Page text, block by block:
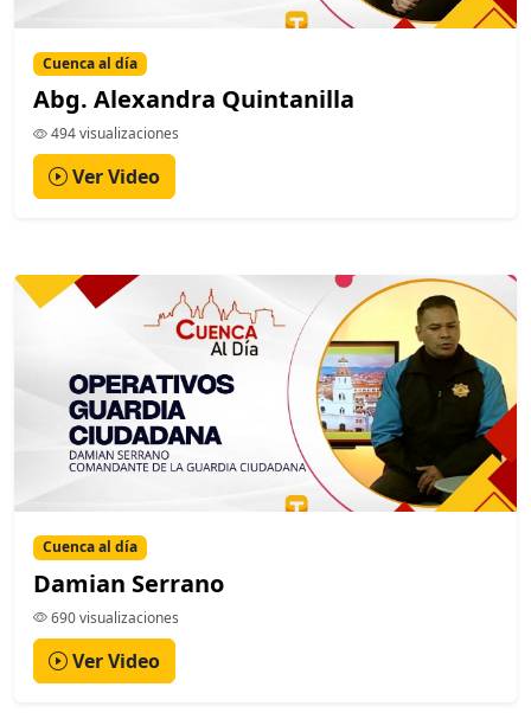
Cuenca al día
Abg. Alexandra Quintanilla
494 visualizaciones
Ver Video
Cuenca al día
Damian Serrano
690 visualizaciones
Ver Video